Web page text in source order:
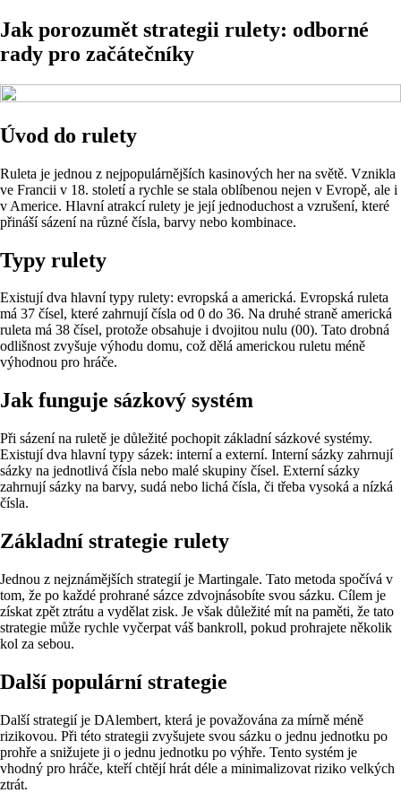
Jak porozumět strategii rulety: odborné
rady pro začátečníky
Úvod do rulety
Ruleta je jednou z nejpopulárnějších kasinových her na světě. Vznikla
ve Francii v 18. století a rychle se stala oblíbenou nejen v Evropě, ale i
v Americe. Hlavní atrakcí rulety je její jednoduchost a vzrušení, které
přináší sázení na různé čísla, barvy nebo kombinace.
Typy rulety
Existují dva hlavní typy rulety: evropská a americká. Evropská ruleta
má 37 čísel, které zahrnují čísla od 0 do 36. Na druhé straně americká
ruleta má 38 čísel, protože obsahuje i dvojitou nulu (00). Tato drobná
odlišnost zvyšuje výhodu domu, což dělá americkou ruletu méně
výhodnou pro hráče.
Jak funguje sázkový systém
Při sázení na ruletě je důležité pochopit základní sázkové systémy.
Existují dva hlavní typy sázek: interní a externí. Interní sázky zahrnují
sázky na jednotlivá čísla nebo malé skupiny čísel. Externí sázky
zahrnují sázky na barvy, sudá nebo lichá čísla, či třeba vysoká a nízká
čísla.
Základní strategie rulety
Jednou z nejznámějších strategií je Martingale. Tato metoda spočívá v
tom, že po každé prohrané sázce zdvojnásobíte svou sázku. Cílem je
získat zpět ztrátu a vydělat zisk. Je však důležité mít na paměti, že tato
strategie může rychle vyčerpat váš bankroll, pokud prohrajete několik
kol za sebou.
Další populární strategie
Další strategií je DAlembert, která je považována za mírně méně
rizikovou. Při této strategii zvyšujete svou sázku o jednu jednotku po
prohře a snižujete ji o jednu jednotku po výhře. Tento systém je
vhodný pro hráče, kteří chtějí hrát déle a minimalizovat riziko velkých
ztrát.